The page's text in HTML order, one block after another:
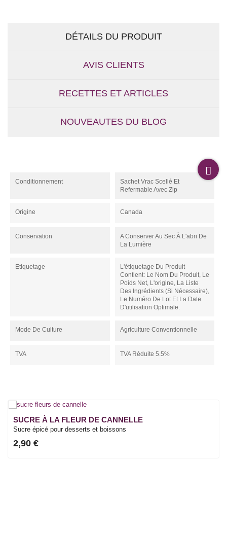
DÉTAILS DU PRODUIT
AVIS CLIENTS
RECETTES ET ARTICLES
NOUVEAUTES DU BLOG
Conditionnement
Sachet Vrac Scellé Et
Refermable Avec Zip
Origine Canada
Conservation
A Conserver Au Sec À L'abri De
La Lumière
Etiquetage
L'étiquetage Du Produit
Contient: Le Nom Du Produit, Le
Poids Net, L'origine, La Liste
Des Ingrédients (si Nécessaire),
Le Numéro De Lot Et La Date
D'utilisation Optimale.
Mode De Culture Agriculture Conventionnelle
TVA TVA Réduite 5.5%
SUCRE À LA FLEUR DE CANNELLE
Sucre épicé pour desserts et boissons
2,90 €